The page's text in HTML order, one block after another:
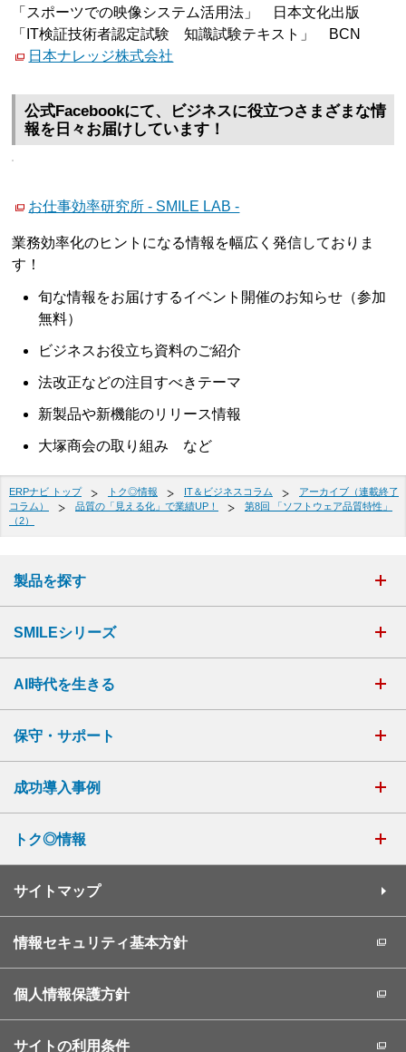
「スポーツでの映像システム活用法」 日本文化出版
「IT検証技術者認定試験 知識試験テキスト」 BCN
日本ナレッジ株式会社
公式Facebookにて、ビジネスに役立つさまざまな情
報を日々お届けしています！
お仕事効率研究所 - SMILE LAB -
業務効率化のヒントになる情報を幅広く発信しておりま
す！
旬な情報をお届けするイベント開催のお知らせ（参加
無料）
ビジネスお役立ち資料のご紹介
法改正などの注目すべきテーマ
新製品や新機能のリリース情報
大塚商会の取り組み など
ERPナビ トップ トク◎情報 IT＆ビジネスコラム
アーカイブ（連載終了
コラム）
品質の「見える化」で業績UP！
第8回 「ソフトウェア品質特性」
（2）
製品を探す
SMILEシリーズ
AI時代を生きる
保守・サポート
成功導入事例
トク◎情報
サイトマップ
情報セキュリティ基本方針
個人情報保護方針
サイトの利用条件